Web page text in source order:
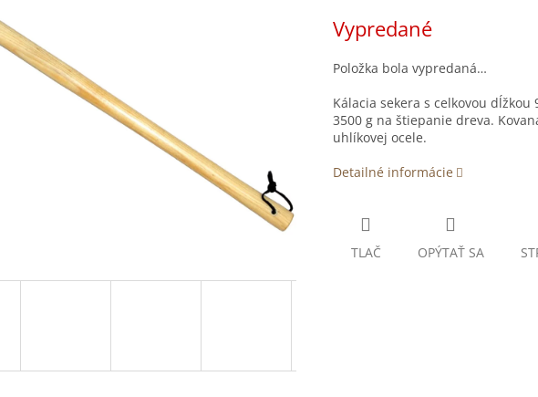
cena:
Vypredané
Položka bola vypredaná…
Kálacia sekera s celkovou
3500 g na štiepanie dreva.
uhlíkovej ocele.
Detailné informácie
TLAČ OPÝTAŤ SA